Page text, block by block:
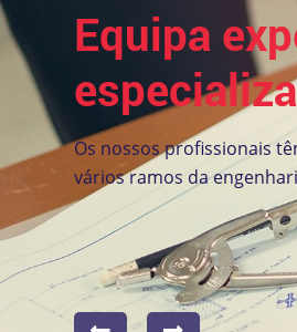
Equipa
Os nossos profissionais
vários ramos da